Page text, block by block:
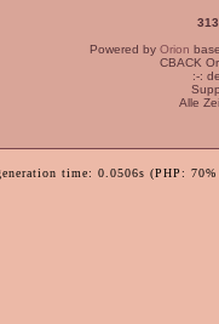
Powered by Orion
CBACK
:-:
Alle
time: 0.0506s (PHP: